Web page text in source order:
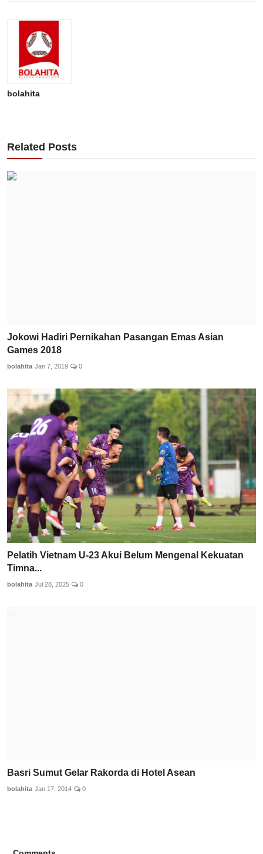
bolahita
Related Posts
Jokowi Hadiri Pernikahan Pasangan Emas Asian
Games 2018
bolahita Jan 7, 2019 0
Pelatih Vietnam U-23 Akui Belum Mengenal Kekuatan
Timna...
bolahita Jul 28, 2025 0
Basri Sumut Gelar Rakorda di Hotel Asean
bolahita Jan 17, 2014 0